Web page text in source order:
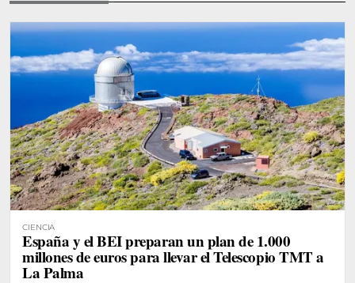
CIENCIA
España y el BEI preparan un plan de 1.000
millones de euros para llevar el Telescopio TMT a
La Palma